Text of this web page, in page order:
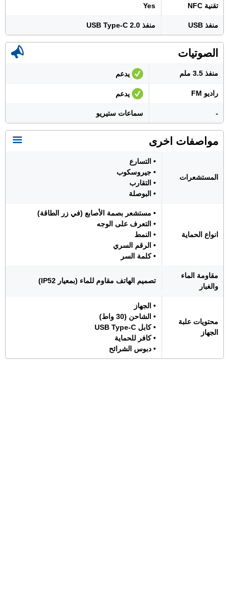
تقنية NFC Yes
منفذ USB منفذ USB Type-C 2.0
الصوتيات
منفذ 3.5 ملم يدعم
راديو FM يدعم
- سماعات ستيريو
مواصفات اخرى
المستشعرات
• التسارع
• جيروسكوب
• التقارب
• البوصلة
انواع الحماية
• مستشعر بصمة الأصابع (في زر الطاقة)
• التعرف على الوجه
• النمط
• الرقم السري
• كلمة السر
مقاومة الماء
والغبار
تصميم الهاتف مقاوم للماء (بمعيار IP52)
محتويات علبة
الجهاز
• الجهاز
• الشاحن (30 واط)
• كابل USB Type-C
• كافر للحماية
• دبوس الشرائح